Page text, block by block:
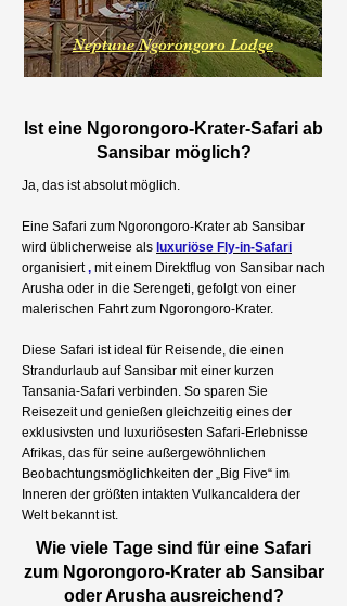
Neptune Ngorongoro Lodge
Ist eine Ngorongoro-Krater-Safari ab
Sansibar möglich?
Ja, das ist absolut möglich.
Eine Safari zum Ngorongoro-Krater ab Sansibar
wird üblicherweise als luxuriöse Fly-in-Safari
organisiert, mit einem Direktflug von Sansibar nach
Arusha oder in die Serengeti, gefolgt von einer
malerischen Fahrt zum Ngorongoro-Krater.
Diese Safari ist ideal für Reisende, die einen
Strandurlaub auf Sansibar mit einer kurzen
Tansania-Safari verbinden. So sparen Sie
Reisezeit und genießen gleichzeitig eines der
exklusivsten und luxuriösesten Safari-Erlebnisse
Afrikas, das für seine außergewöhnlichen
Beobachtungsmöglichkeiten der „Big Five“ im
Inneren der größten intakten Vulkancaldera der
Welt bekannt ist.
Wie viele Tage sind für eine Safari
zum Ngorongoro-Krater ab Sansibar
oder Arusha ausreichend?